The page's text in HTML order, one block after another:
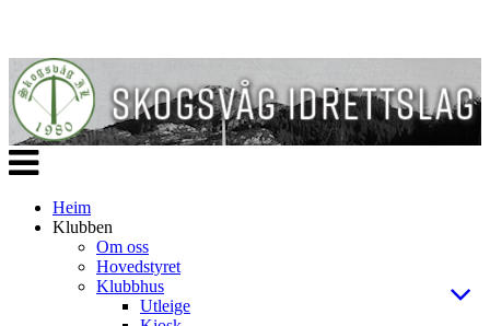
Veksle
navigasjon
Heim
Klubben
Om oss
Hovedstyret
Klubbhus
Utleige